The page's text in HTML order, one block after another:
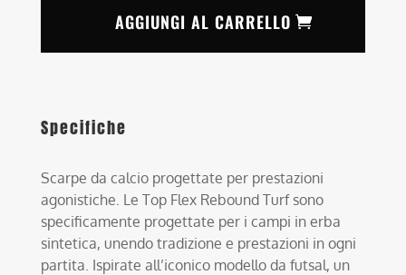
AGGIUNGI AL CARRELLO
Specifiche
Scarpe da calcio progettate per prestazioni
agonistiche. Le Top Flex Rebound Turf sono
specificamente progettate per i campi in erba
sintetica, unendo tradizione e prestazioni in ogni
partita. Ispirate all’iconico modello da futsal, un